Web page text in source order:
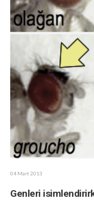
04 Mart 2013
Genleri